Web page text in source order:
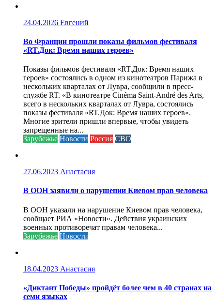
24.04.2026 Евгений
Во Франции прошли показы фильмов фестиваля
«RT.Док: Время наших героев»
Показы фильмов фестиваля «RT.Док: Время наших
героев» состоялись в одном из кинотеатров Парижа в
нескольких кварталах от Лувра, сообщили в пресс-
службе RT. «В кинотеатре Cinéma Saint-André des Arts,
всего в нескольких кварталах от Лувра, состоялись
показы фестиваля «RT.Док: Время наших героев».
Многие зрители пришли впервые, чтобы увидеть
запрещенные на...
Зарубежье Новости Россия СВО
27.06.2023 Анастасия
В ООН заявили о нарушении Киевом прав человека
В ООН указали на нарушение Киевом прав человека,
сообщает РИА «Новости». Действия украинских
военных противоречат правам человека...
Зарубежье Новости
18.04.2023 Анастасия
«Диктант Победы» пройдёт более чем в 40 странах на
семи языках